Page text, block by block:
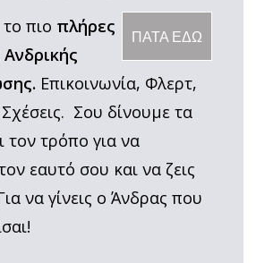
ΠΑΤΑ ΕΔΩ
πιο πλήρες
Επικοινωνία, Φλερτ,
Σου δίνουμε τα
τον τρόπο για να
εαυτό σου και να ζεις
να γίνεις ο Άνδρας που